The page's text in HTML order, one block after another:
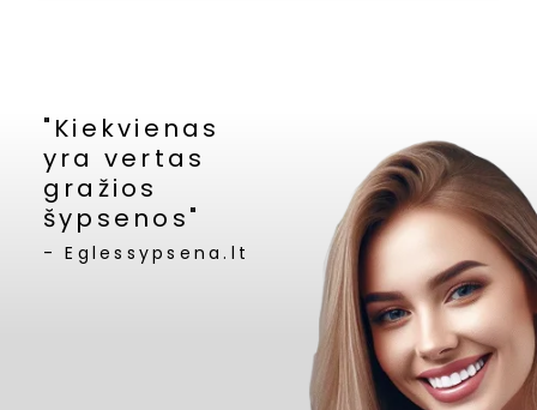
"Kiekvienas
yra vertas
gražios
šypsenos"
- Eglessypsena.lt